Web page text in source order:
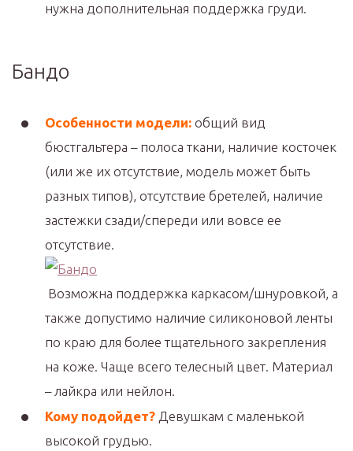
нужна дополнительная поддержка груди.
Бандо
Особенности модели: общий вид
бюстгальтера – полоса ткани, наличие косточек
(или же их отсутствие, модель может быть
разных типов), отсутствие бретелей, наличие
застежки сзади/спереди или вовсе ее
отсутствие.
Возможна поддержка каркасом/шнуровкой, а
также допустимо наличие силиконовой ленты
по краю для более тщательного закрепления
на коже. Чаще всего телесный цвет. Материал
– лайкра или нейлон.
Кому подойдет? Девушкам с маленькой
высокой грудью.